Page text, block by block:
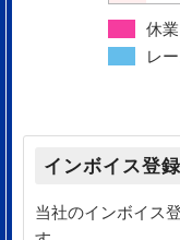
休業
レ
インボイス登
当社のインボイス